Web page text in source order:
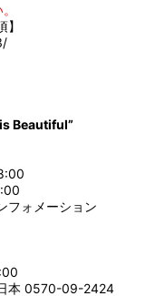
Beautiful”
フォメーション
本 0570-09-2424